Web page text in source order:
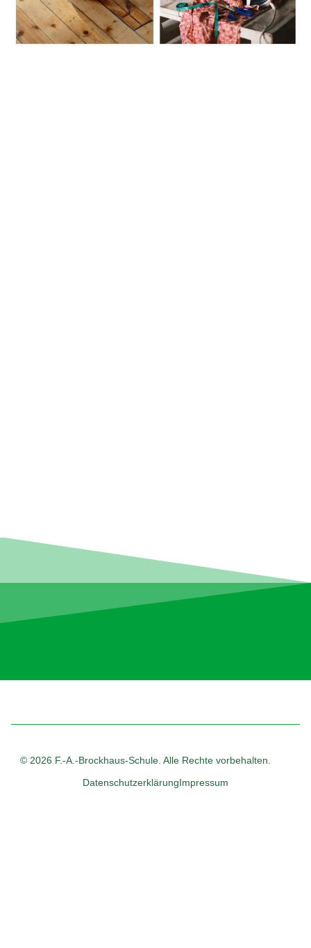
© 2026 F.-A.-Brockhaus-Schule. Alle Rechte vorbehalten.
DatenschutzerklärungImpressum